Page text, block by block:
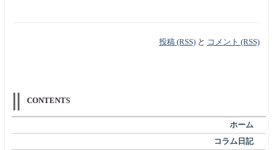
投稿 (RSS)と コメント (RSS)
CONTENTS
ホーム
コラム日記